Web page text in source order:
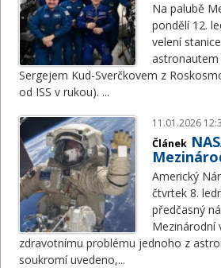
Na palubě
pondělí 12.
velení
astronautem
Sergejem Kud-Sverčkovem z
od ISS v rukou). ...
11.01.2026
Článek
Americký
čtvrtek 8.
předčasný
Mezinárodní
zdravotnímu problému jednoho z
soukromí uvedeno,...